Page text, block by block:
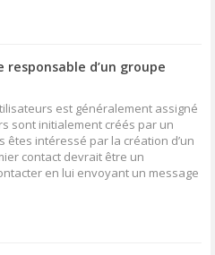
d’un groupe
est généralement assigné
sont initialement créés par un
intéressé par la création d’un
contact devrait être un
en lui envoyant un message